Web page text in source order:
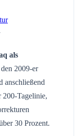
als
2009-er
anschließend
200-Tagelinie,
30 Prozent.